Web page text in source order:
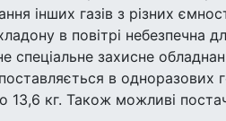
інших газів з різних
в повітрі небезпечна
спеціальне захисне
в одноразових
13,6 кг. Також можливі